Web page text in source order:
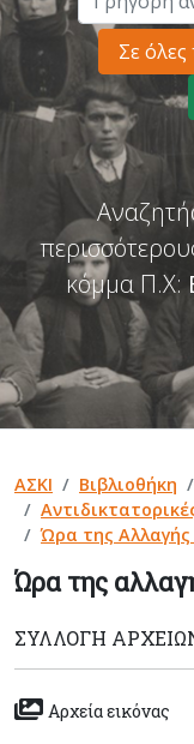
κόμμα Π.Χ:
ΑΣΚΙ Βιβλιοθήκη
Ώρα της Αλλαγής
Ώρα της
ΣΥΛΛΟΓΉ
Αρχεία εικόνας